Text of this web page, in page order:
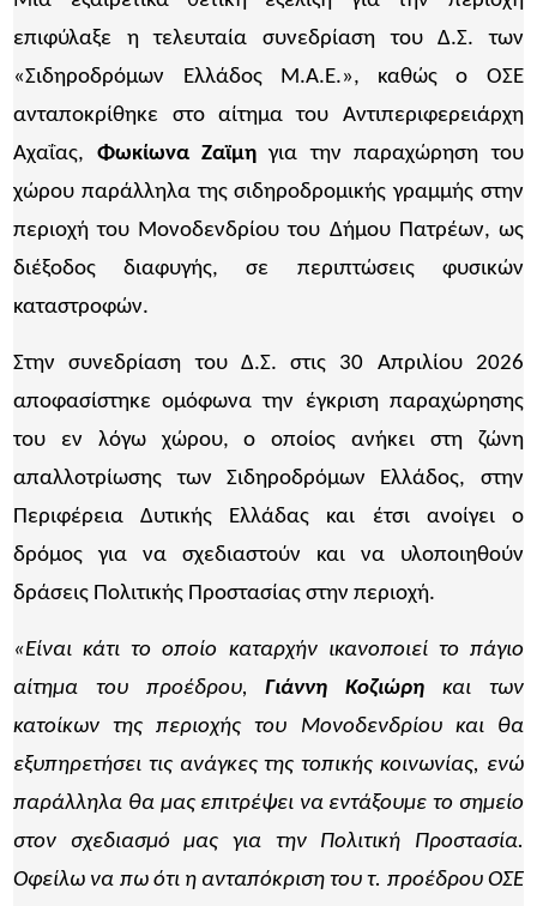
επιφύλαξε η τελευταία συνεδρίαση του Δ.Σ. των
«Σιδηροδρόμων Ελλάδος Μ.Α.Ε.», καθώς ο ΟΣΕ
ανταποκρίθηκε στο αίτημα του Αντιπεριφερειάρχη
Αχαΐας, Φωκίωνα Ζαϊμη για την παραχώρηση του
χώρου παράλληλα της σιδηροδρομικής γραμμής στην
περιοχή του Μονοδενδρίου του Δήμου Πατρέων, ως
διέξοδος διαφυγής, σε περιπτώσεις φυσικών
καταστροφών.
Στην συνεδρίαση του Δ.Σ. στις 30 Απριλίου 2026
αποφασίστηκε ομόφωνα την έγκριση παραχώρησης
του εν λόγω χώρου, ο οποίος ανήκει στη ζώνη
απαλλοτρίωσης των Σιδηροδρόμων Ελλάδος, στην
Περιφέρεια Δυτικής Ελλάδας και έτσι ανοίγει ο
δρόμος για να σχεδιαστούν και να υλοποιηθούν
δράσεις Πολιτικής Προστασίας στην περιοχή.
«Είναι κάτι το οποίο καταρχήν ικανοποιεί το πάγιο
αίτημα του προέδρου,Γιάννη Κοζιώρη και των
κατοίκων της περιοχής του Μονοδενδρίου και θα
εξυπηρετήσει τις ανάγκες της τοπικής κοινωνίας, ενώ
παράλληλα θα μας επιτρέψει να εντάξουμε το σημείο
στον σχεδιασμό μας για την Πολιτική Προστασία.
Οφείλω να πω ότι η ανταπόκριση του τ. προέδρου ΟΣΕ